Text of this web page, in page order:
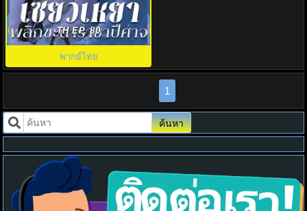
เซียวเหยาพลิกชะตาราชาปีศาจ
(2025)The Unclouded Soul พากย์
ไทย
TH EP. 80
พากย์ไทย
1
ค้นหา